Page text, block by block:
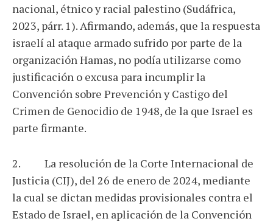
nacional, étnico y racial palestino (Sudáfrica,
2023, párr. 1). Afirmando, además, que la respuesta
israelí al ataque armado sufrido por parte de la
organización Hamas, no podía utilizarse como
justificación o excusa para incumplir la
Convención sobre Prevención y Castigo del
Crimen de Genocidio de 1948, de la que Israel es
parte firmante.
2. La resolución de la Corte Internacional de
Justicia (CIJ), del 26 de enero de 2024, mediante
la cual se dictan medidas provisionales contra el
Estado de Israel, en aplicación de la Convención